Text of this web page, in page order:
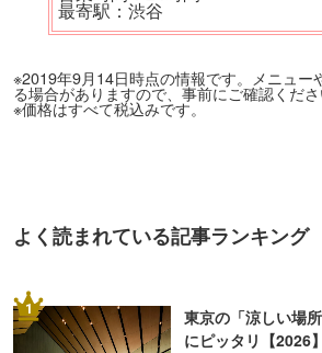
最寄駅：渋谷
※2019年9月14日時点の情報です。メニュー
る場合がありますので、事前にご確認くだ
※価格はすべて税込みです。
よく読まれている記事ランキング
1
東京の「涼しい場
にピッタリ【2026】